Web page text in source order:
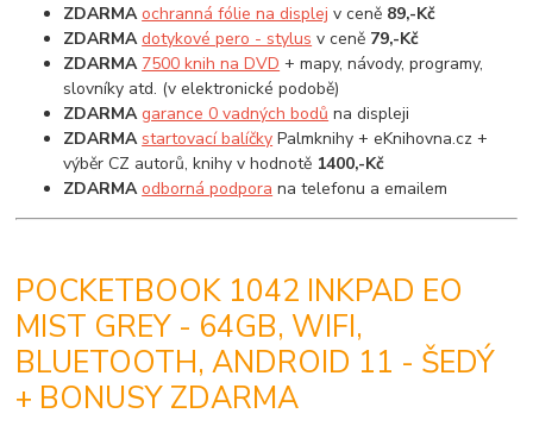
ZDARMA ochranná fólie na displej v ceně 89,-Kč
ZDARMAdotykové pero - stylus v ceně 79,-Kč
ZDARMA 7500 knih na DVD + mapy, návody, programy,
slovníky atd. (v elektronické podobě)
ZDARMA garance 0 vadných bodů na displeji
ZDARMA startovací balíčky Palmknihy + eKnihovna.cz +
výběr CZ autorů, knihy v hodnotě 1400,-Kč
ZDARMA odborná podpora na telefonu a emailem
POCKETBOOK 1042 INKPAD EO
MIST GREY - 64GB, WIFI,
BLUETOOTH, ANDROID 11 - ŠEDÝ
+ BONUSY ZDARMA